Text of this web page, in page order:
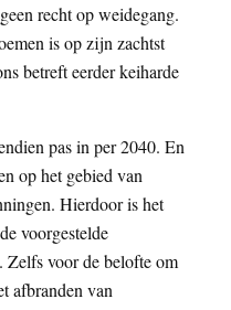
recht op weidegang.
is op zijn zachtst
betreft eerder keiharde
pas in per 2040. En
op het gebied van
Hierdoor is het
voorgestelde
Zelfs voor de belofte om
afbranden van